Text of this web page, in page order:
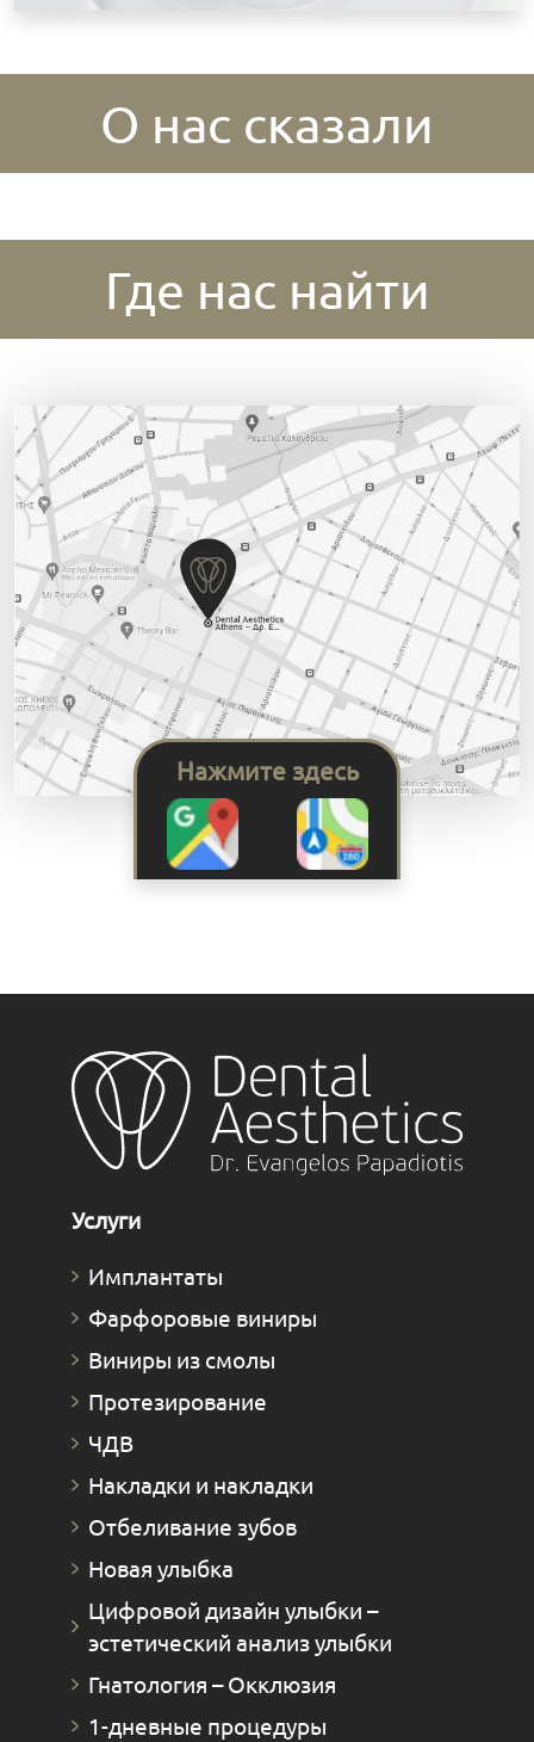
О нас сказали
Где нас найти
Нажмите здесь
Услуги
Имплантаты
Фарфоровые виниры
Виниры из смолы
Протезирование
ЧДВ
Накладки и накладки
Отбеливание зубов
Новая улыбка
Цифровой дизайн улыбки –
эстетический анализ улыбки
Гнатология – Окклюзия
1-дневные процедуры